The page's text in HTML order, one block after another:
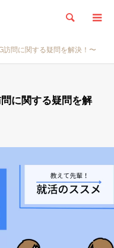
検索
訪問に関する疑問を解決！〜
に関する疑問を解